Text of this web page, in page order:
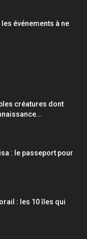
événements à ne
créatures dont
: le passeport pour
: les 10 îles qui